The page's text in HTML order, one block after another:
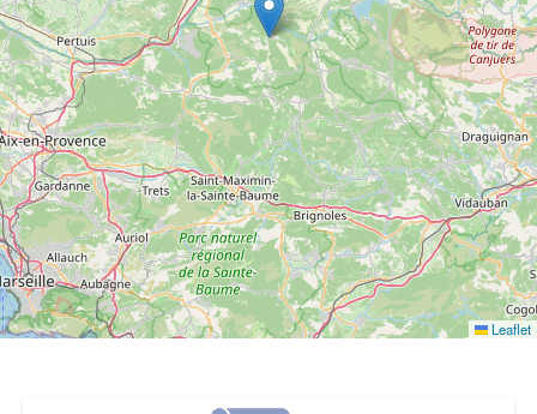
Leaflet